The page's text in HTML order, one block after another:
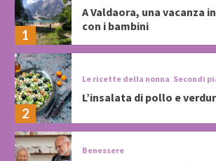
1
A Valdaora, una vacanza
con i bambini
2
Le ricette della nonna Secondi
L’insalata di pollo e
Benessere